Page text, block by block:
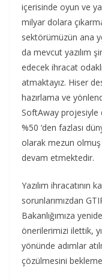
içerisinde oyun ve
milyar dolara
sektörümüzün ana
da mevcut yazılım
edecek ihracat
atmaktayız. Hiser
hazırlama ve
SoftAway projesiyle
%50 ‘den fazlası
olarak mezun olmuş
devam etmektedir.
Yazılım ihracatının
sorunlarımızdan
Bakanlığımıza
önerilerimizi ilettik,
yönünde adımlar
çözülmesini